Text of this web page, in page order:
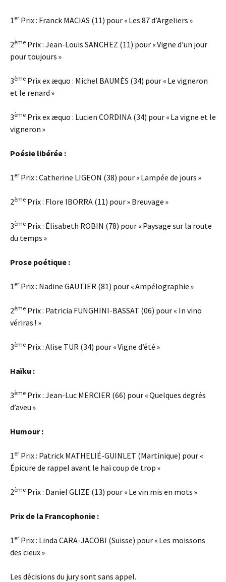
1er Prix : Franck MACIAS (11) pour « Les 87 d’Argeliers »
2ème Prix : Jean-Louis SANCHEZ (11) pour « Vigne d’un jour
pour toujours »
3ème Prix ex æquo : Michel BAUMÈS (34) pour « Le vigneron
et le renard »
3ème Prix ex æquo : Lucien CORDINA (34) pour « La vigne et le
vigneron »
Poésie libérée :
1er Prix : Catherine LIGEON (38) pour « Lampée de jours »
2ème Prix : Flore IBORRA (11) pour » Breuvage »
3ème Prix : Élisabeth ROBIN (78) pour « Paysage sur la route
du temps »
Prose poétique :
1er Prix : Nadine GAUTIER (81) pour « Ampélographie »
2ème Prix : Patricia FUNGHINI-BASSAT (06) pour « In vino
vériras ! »
3ème Prix : Alise TUR (34) pour « Vigne d’été »
Haïku :
3ème Prix : Jean-Luc MERCIER (66) pour « Quelques degrés
d’aveu »
Humour :
1er Prix : Patrick MATHELIÉ-GUINLET (Martinique) pour «
Épicure de rappel avant le haï coup de trop »
2ème Prix : Daniel GLIZE (13) pour « Le vin mis en mots »
Prix de la Francophonie :
1er Prix : Linda CARA-JACOBI (Suisse) pour « Les moissons
des cieux »
Les décisions du jury sont sans appel.